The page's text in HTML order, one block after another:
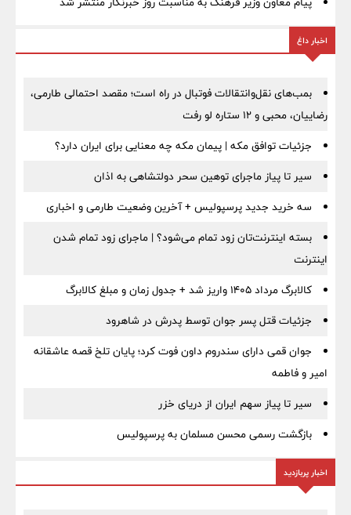
اخبار داغ
بمب‌های نقل‌وانتقالات فوتبال در راه است؛ مقصد احتمالی طارمی،
رضاییان، محبی و ۱۲ ستاره لو رفت
جزئیات توافق مکه | پیمان مکه چه معنایی برای ایران دارد؟
سیر تا پیاز ماجرای توهین سحر دولتشاهی به اذان
سه خرید جدید پرسپولیس + آخرین وضعیت طارمی و اخباری
بسته اینترنت‌تان زود تمام می‌شود؟ | ماجرای زود تمام شدن
اینترنت
کالابرگ مرداد ۱۴۰۵ واریز شد + جدول زمان و مبلغ کالابرگ
جزئیات قتل پسر جوان توسط پدرش در شاهرود
جوان قمی دارای سندروم داون فوت کرد؛ پایان تلخ قصه عاشقانه
امیر و فاطمه
سیر تا پیاز سهم ایران از دریای خزر
بازگشت رسمی محسن مسلمان به پرسپولیس
اخبار پربازدید